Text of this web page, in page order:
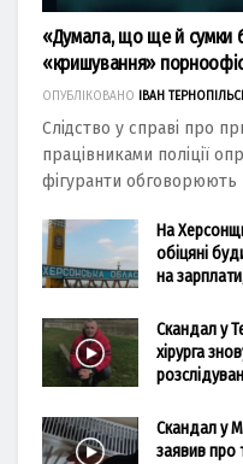
«Думала, що ще й сумки
«кришування»
ОПУБЛІКОВАНО ІВАН
Слідство у справі про
працівниками поліції
фігуранти обговорюють
На
обіцяні
на
Скандал у
хірурга
Скандал у
заявив про